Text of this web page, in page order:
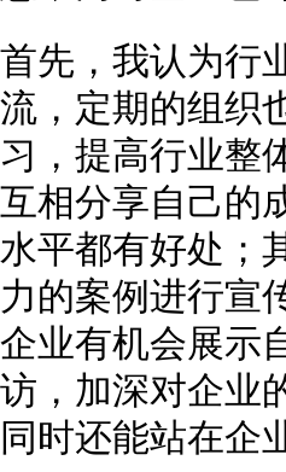
首先，我认为行
流，定期的组织
习，提高行业整
互相分享自己的
水平都有好处；
力的案例进行宣
企业有机会展示
访，加深对企业
同时还能站在企